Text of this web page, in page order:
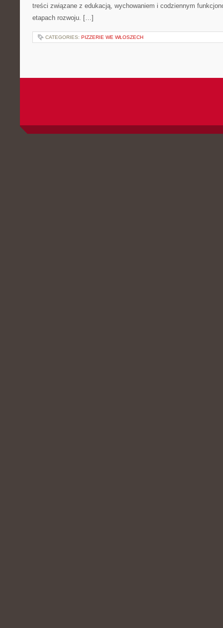
treści związane z edukacją, wychowaniem i codziennym
etapach rozwoju. […]
CATEGORIES: PIZZERIE WE WŁOSZECH